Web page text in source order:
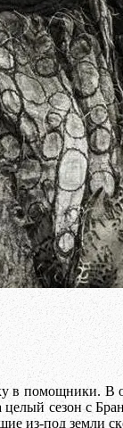
помощники. В
сезон с
из-под земли